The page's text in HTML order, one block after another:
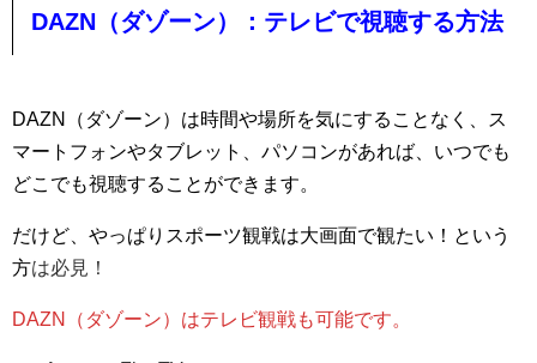
DAZN（ダゾーン）：テレビで視聴する方法
DAZN（ダゾーン）は時間や場所を気にすることなく、ス
マートフォンやタブレット、パソコンがあれば、いつでも
どこでも視聴することができます。
だけど、やっぱりスポーツ観戦は大画面で観たい！という
方は必見！
DAZN（ダゾーン）はテレビ観戦も可能です。